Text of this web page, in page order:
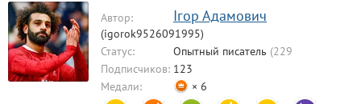
Автор: Ігор Адамович
(igorok9526091995)
Статус:
Опытный писатель (229
комментариев)
Подписчиков: 123
Медали:
× 6